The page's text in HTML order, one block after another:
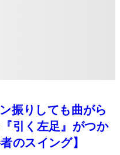
振りしても曲がら
引く左足』がつか
のスイング】